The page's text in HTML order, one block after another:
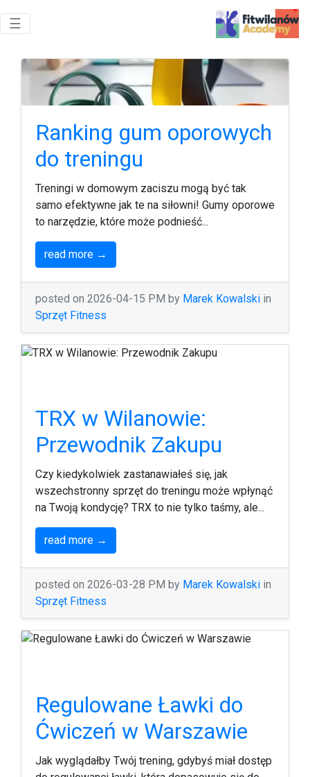
Toggle navigation
☰
Ranking gum oporowych
do treningu
Treningi w domowym zaciszu mogą być tak
samo efektywne jak te na siłowni! Gumy oporowe
to narzędzie, które może podnieść...
read more →
posted on 2026-04-15 PM by Marek Kowalski in
Sprzęt Fitness
TRX w Wilanowie:
Przewodnik Zakupu
Czy kiedykolwiek zastanawiałeś się, jak
wszechstronny sprzęt do treningu może wpłynąć
na Twoją kondycję? TRX to nie tylko taśmy, ale...
read more →
posted on 2026-03-28 PM by Marek Kowalski in
Sprzęt Fitness
Regulowane Ławki do
Ćwiczeń w Warszawie
Jak wyglądałby Twój trening, gdybyś miał dostęp